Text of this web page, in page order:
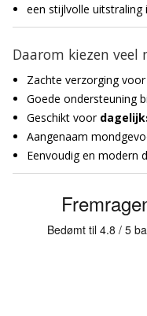
een stijlvolle uitstraling
Daarom kiezen veel
Zachte verzorging voor
Goede ondersteuning
Geschikt voor
Aangenaam
Eenvoudig en modern